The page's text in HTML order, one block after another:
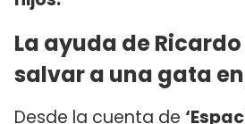
La ayuda de
salvar a una gata
Desde la cuenta de